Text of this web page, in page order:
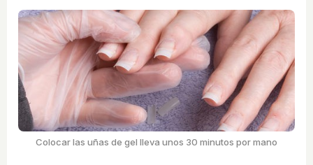
Colocar las uñas de gel lleva unos 30 minutos por mano